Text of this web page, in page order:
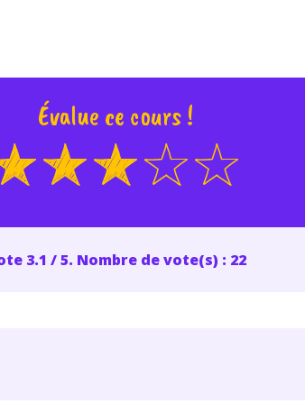
Évalue ce cours !
3.1 / 5. Nombre de vote(s) : 22